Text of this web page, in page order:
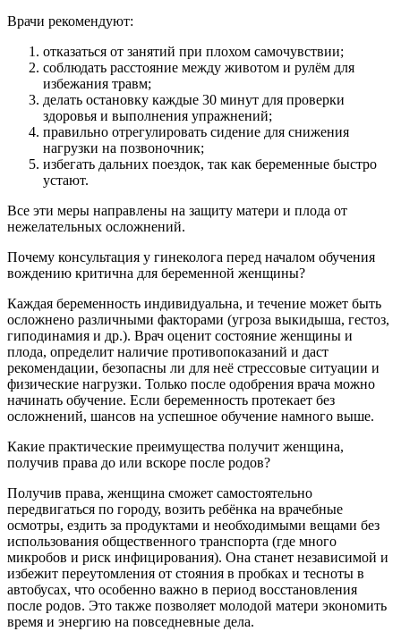
Врачи рекомендуют:
отказаться от занятий при плохом самочувствии;
соблюдать расстояние между животом и рулём для
избежания травм;
делать остановку каждые 30 минут для проверки
здоровья и выполнения упражнений;
правильно отрегулировать сидение для снижения
нагрузки на позвоночник;
избегать дальних поездок, так как беременные быстро
устают.
Все эти меры направлены на защиту матери и плода от
нежелательных осложнений.
Почему консультация у гинеколога перед началом обучения
вождению критична для беременной женщины?
Каждая беременность индивидуальна, и течение может быть
осложнено различными факторами (угроза выкидыша, гестоз,
гиподинамия и др.). Врач оценит состояние женщины и
плода, определит наличие противопоказаний и даст
рекомендации, безопасны ли для неё стрессовые ситуации и
физические нагрузки. Только после одобрения врача можно
начинать обучение. Если беременность протекает без
осложнений, шансов на успешное обучение намного выше.
Какие практические преимущества получит женщина,
получив права до или вскоре после родов?
Получив права, женщина сможет самостоятельно
передвигаться по городу, возить ребёнка на врачебные
осмотры, ездить за продуктами и необходимыми вещами без
использования общественного транспорта (где много
микробов и риск инфицирования). Она станет независимой и
избежит переутомления от стояния в пробках и тесноты в
автобусах, что особенно важно в период восстановления
после родов. Это также позволяет молодой матери экономить
время и энергию на повседневные дела.